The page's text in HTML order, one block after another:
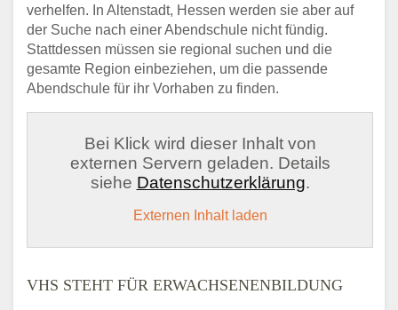
verhelfen. In Altenstadt, Hessen werden sie aber auf
der Suche nach einer Abendschule nicht fündig.
Stattdessen müssen sie regional suchen und die
gesamte Region einbeziehen, um die passende
Abendschule für ihr Vorhaben zu finden.
Bei Klick wird dieser Inhalt von
externen Servern geladen. Details
siehe Datenschutzerklärung.
Externen Inhalt laden
VHS STEHT FÜR ERWACHSENENBILDUNG